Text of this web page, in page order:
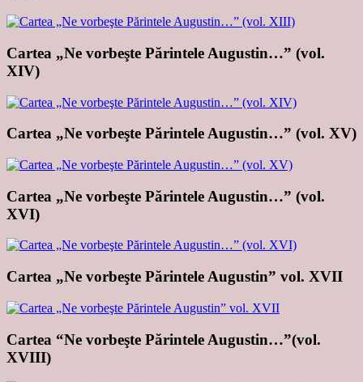
Cartea „Ne vorbeşte Părintele Augustin…” (vol.
XIV)
Cartea „Ne vorbeşte Părintele Augustin…” (vol. XV)
Cartea „Ne vorbeşte Părintele Augustin…” (vol.
XVI)
Cartea „Ne vorbeşte Părintele Augustin” vol. XVII
Cartea “Ne vorbeşte Părintele Augustin…”(vol.
XVIII)